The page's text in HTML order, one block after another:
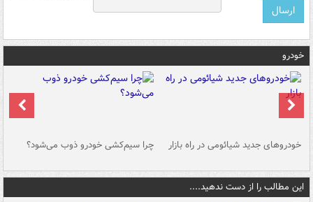
خودرو
خودروهای جدید شیائومی در راه بازار چرا سیم‌کشی خودرو ذوب می‌شود؟
این مطالب را از دست ندهید....